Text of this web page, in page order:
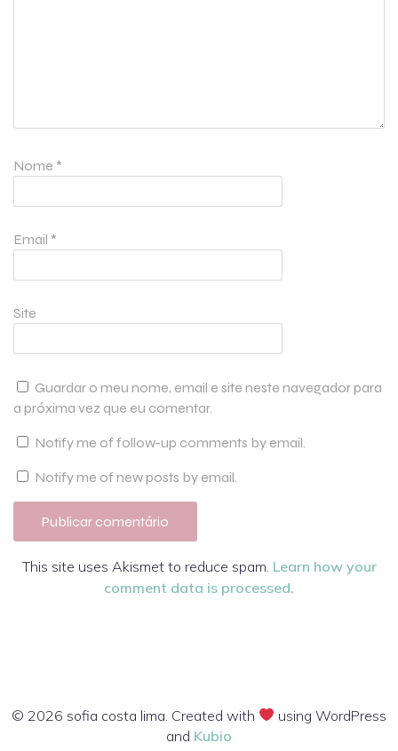
Nome *
Email *
Site
Guardar o meu nome, email e site neste navegador para
a próxima vez que eu comentar.
Notify me of follow-up comments by email.
Notify me of new posts by email.
This site uses Akismet to reduce spam. Learn how your
comment data is processed.
© 2026 sofia costa lima. Created with
using WordPress
and Kubio